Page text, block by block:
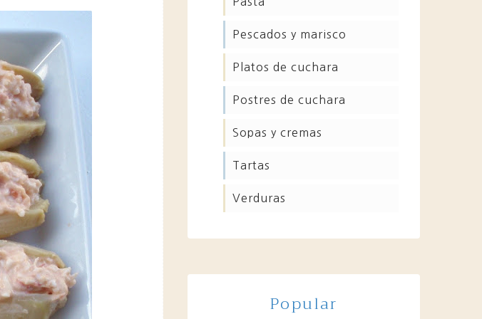
pescados y marisco
platos de cuchara
postres de cuchara
sopas y cremas
tartas
verduras
Popular